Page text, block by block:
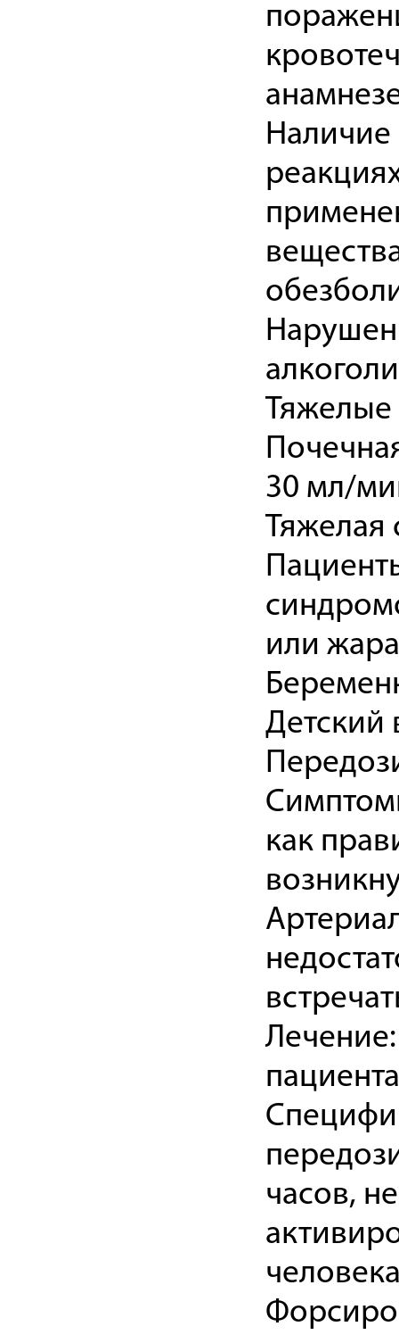
Наличие
Тяжелые
30 мл/
Тяжелая
или
Детский
как
часов,